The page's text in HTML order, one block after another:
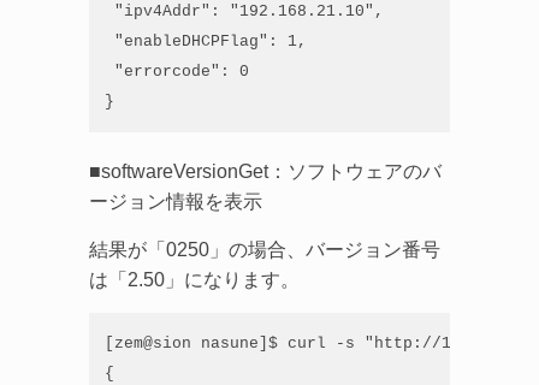
"ipv4Addr": "192.168.21.10",
"enableDHCPFlag": 1,
"errorcode": 0
}
■softwareVersionGet：ソフトウェアのバ
ージョン情報を表示
結果が「0250」の場合、バージョン番号
は「2.50」になります。
[zem@sion nasune]$ curl -s "http://
{